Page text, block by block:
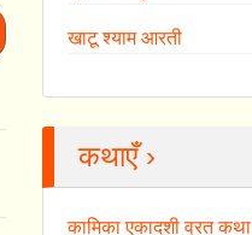
खाटू श्याम आरती
कथाएँ ›
कामिका एकादशी व्रत कथा